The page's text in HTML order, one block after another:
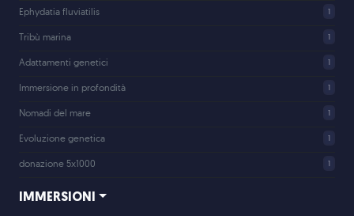
Ephydatia fluviatilis 1
Tribù marina 1
Adattamenti genetici 1
Immersione in profondità 1
Nomadi del mare 1
Evoluzione genetica 1
donazione 5x1000 1
IMMERSIONI